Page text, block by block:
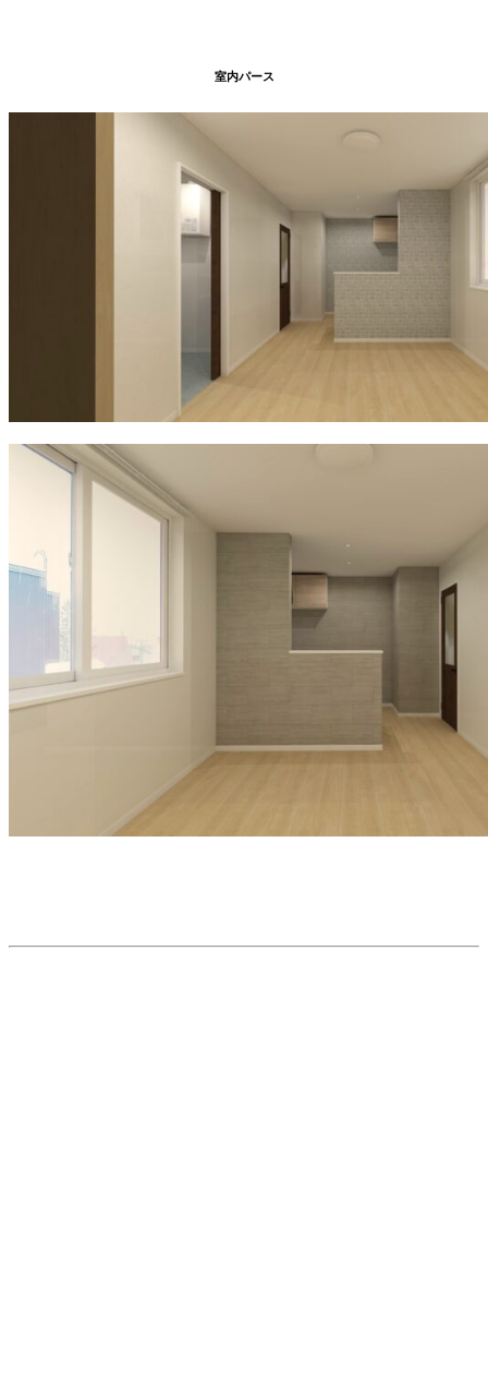
室内パース